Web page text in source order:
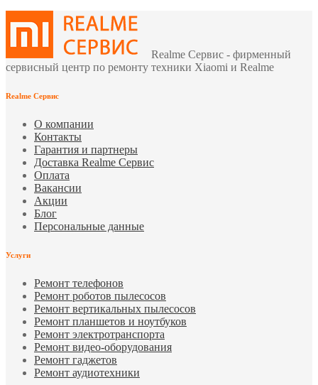
Realme Сервис - фирменный
сервисный центр по ремонту техники Xiaomi и Realme
Realme Сервис
О компании
Контакты
Гарантия и партнеры
Доставка Realme Сервис
Оплата
Вакансии
Акции
Блог
Персональные данные
Услуги
Ремонт телефонов
Ремонт роботов пылесосов
Ремонт вертикальных пылесосов
Ремонт планшетов и ноутбуков
Ремонт электротранспорта
Ремонт видео-оборудования
Ремонт гаджетов
Ремонт аудиотехники